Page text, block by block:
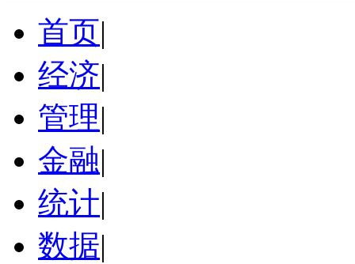
首页|
经济|
管理|
金融|
统计|
数据|